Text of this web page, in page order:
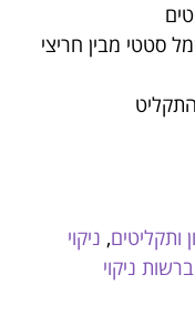
סטטי מבין חריצי
ותקליטים, ניקוי
ניקוי